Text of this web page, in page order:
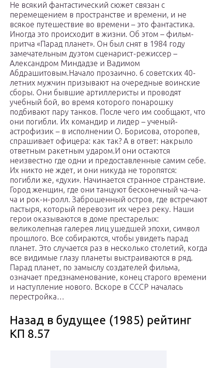
Не всякий фантастический сюжет связан с
перемещением в пространстве и времени, и не
всякое путешествие во времени – это фантастика.
Иногда это происходит в жизни. Об этом – фильм-
притча «Парад планет». Он был снят в 1984 году
замечательным дуэтом сценарист-режиссер –
Александром Миндадзе и Вадимом
Абдрашитовым.Начало прозаично. 6 советских 40-
летних мужчин призывают на очередные воинские
сборы. Они бывшие артиллеристы и проводят
учебный бой, во время которого понарошку
подбивают пару танков. После чего им сообщают, что
они погибли. Их командир и лидер – ученый-
астрофизик – в исполнении О. Борисова, оторопев,
спрашивает офицера: как так? А в ответ: накрыло
ответным ракетным ударом.И они остаются
неизвестно где одни и предоставленные самим себе.
Их никто не ждет, и они никуда не торопятся:
погибли же, «духи». Начинается странное странствие.
Город женщин, где они танцуют бесконечный ча-ча-
ча и рок-н-ролл. Заброшенный остров, где встречают
пастыря, который перевозит их через реку. Наши
герои оказываются в доме престарелых:
великолепная галерея лиц ушедшей эпохи, символ
прошлого. Все собираются, чтобы увидеть парад
планет. Это случается раз в несколько столетий, когда
все видимые глазу планеты выстраиваются в ряд.
Парад планет, по замыслу создателей фильма,
означает предзнаменование, конец старого времени
и наступление нового. Вскоре в СССР началась
перестройка…
Назад в будущее (1985) рейтинг
КП 8.57